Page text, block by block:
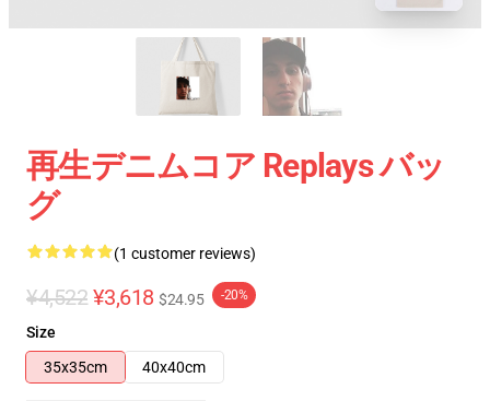
再生デニムコア Replays バッ
グ
(1 customer reviews)
¥4,522 ¥3,618 $24.95 -20%
Size
35x35cm
40x40cm